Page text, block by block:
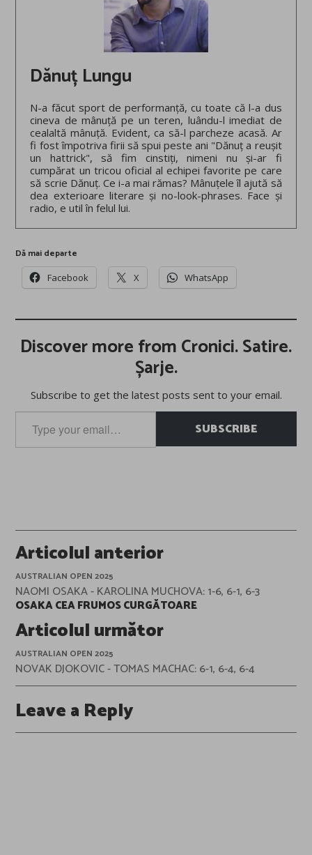
Dănuț Lungu
N-a făcut sport de performanță, cu toate că l-a dus
cineva de mânuță pe un teren, luându-l imediat de
cealaltă mânuță. Evident, ca să-l parcheze acasă. Ar
fi fost împotriva firii să spui peste ani "Dănuț a reușit
un hattrick", să fim cinstiți, nimeni nu și-ar fi
cumpărat un tricou oficial al echipei favorite pe care
să scrie Dănuț. Ce i-a mai rămas? Mânuțele îl ajută să
dea exterioare literare și no-look-phrases. Face și
radio, e util în felul lui.
Dă mai departe
Facebook X WhatsApp
Discover more from Cronici. Satire.
Șarje.
Subscribe to get the latest posts sent to your email.
your
email…
SUBSCRIBE
Post
navigation
Articolul anterior
AUSTRALIAN OPEN 2025
NAOMI OSAKA - KAROLINA MUCHOVA: 1-6, 6-1, 6-3
OSAKA CEA FRUMOS CURGĂTOARE
Articolul următor
AUSTRALIAN OPEN 2025
NOVAK DJOKOVIC - TOMAS MACHAC: 6-1, 6-4, 6-4
Leave a Reply